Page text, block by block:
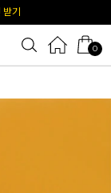
폰
0